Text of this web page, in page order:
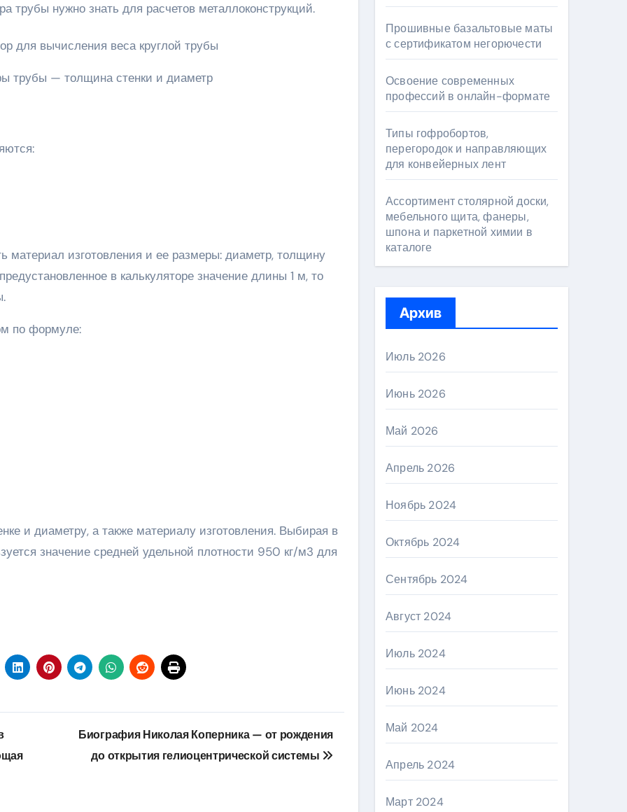
трубы нужно знать для расчетов металлоконструкций.
трубы — толщина стенки и диаметр
материал изготовления и ее размеры: диаметр, толщину
в калькуляторе значение длины 1 м, то
по формуле:
и диаметру, а также материалу изготовления. Выбирая в
значение средней удельной плотности 950 кг/м3 для
Биография Николая Коперника — от рождения
до открытия гелиоцентрической системы
Прошивные базальтовые маты
с сертификатом негорючести
Освоение современных
профессий в онлайн-формате
Типы гофробортов,
перегородок и направляющих
для конвейерных лент
Ассортимент столярной доски,
мебельного щита, фанеры,
шпона и паркетной химии в
каталоге
Архив
Июль 2026
Июнь 2026
Май 2026
Апрель 2026
Ноябрь 2024
Октябрь 2024
Сентябрь 2024
Август 2024
Июль 2024
Июнь 2024
Май 2024
Апрель 2024
Март 2024